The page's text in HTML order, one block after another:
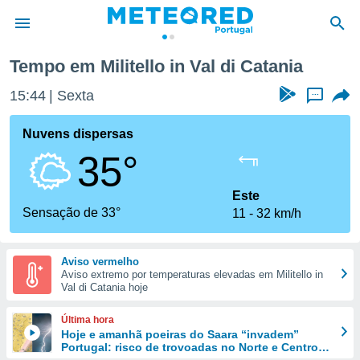
da
foi
fornecidas
a este
das
e
forma
digital
Tempo em Militello in Val di Catania
15:44 Sexta ...
Nuvens dispersas
35°
Sensação de 33°
Este
11
32 km/h
Aviso vermelho
Aviso extremo por temperaturas elevadas em Militello in
Val di Catania hoje
Última hora
Hoje e amanhã poeiras do Saara “invadem”
Portugal: risco de trovoadas no Norte e Centro